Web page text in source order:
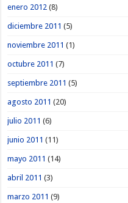
enero 2012 (8)
diciembre 2011 (5)
noviembre 2011 (1)
octubre 2011 (7)
septiembre 2011 (5)
agosto 2011 (20)
julio 2011 (6)
junio 2011 (11)
mayo 2011 (14)
abril 2011 (3)
marzo 2011 (9)